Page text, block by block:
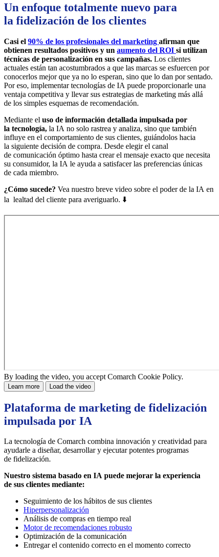
Un enfoque totalmente nuevo para
la fidelización de los clientes
Casi el 90% de los profesionales del marketing afirman que
obtienen resultados positivos y un aumento del ROI si utilizan
técnicas de personalización en sus campañas. Los clientes
actuales están tan acostumbrados a que las marcas se esfuercen por
conocerlos mejor que ya no lo esperan, sino que lo dan por sentado.
Por eso, implementar tecnologías de IA puede proporcionarle una
ventaja competitiva y llevar sus estrategias de marketing más allá
de los simples esquemas de recomendación.
Mediante el uso de información detallada impulsada por
la tecnología, la IA no solo rastrea y analiza, sino que también
influye en el comportamiento de sus clientes, guiándolos hacia
la siguiente decisión de compra. Desde elegir el canal
de comunicación óptimo hasta crear el mensaje exacto que necesita
su consumidor, la IA le ayuda a satisfacer las preferencias únicas
de cada miembro.
¿Cómo sucede? Vea nuestro breve video sobre el poder de la IA en
la lealtad del cliente para averiguarlo. ⬇️
By loading the video, you accept Comarch Cookie Policy.
Learn more Load the video
Plataforma de marketing de fidelización
impulsada por IA
La tecnología de Comarch combina innovación y creatividad para
ayudarle a diseñar, desarrollar y ejecutar potentes programas
de fidelización.
Nuestro sistema basado en IA puede mejorar la experiencia
de sus clientes mediante:
Seguimiento de los hábitos de sus clientes
Hiperpersonalización
Análisis de compras en tiempo real
Motor de recomendaciones robusto
Optimización de la comunicación
Entregar el contenido correcto en el momento correcto